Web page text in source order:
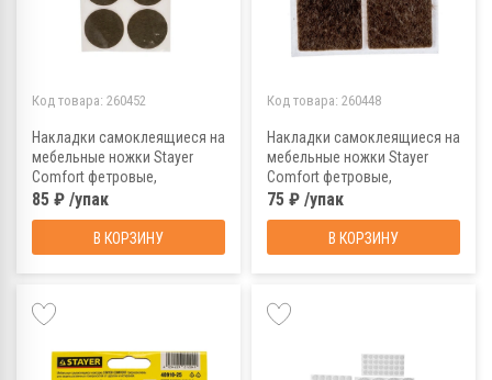
Код товара: 260452
Накладки самоклеящиеся на
мебельные ножки Stayer
Comfort фетровые,
коричневые, D 35 мм (4 шт)
85 ₽ /упак
В КОРЗИНУ
Код товара: 260448
Накладки самоклеящиеся на
мебельные ножки Stayer
Comfort фетровые,
коричневые, 25х25 мм (4 шт)
75 ₽ /упак
В КОРЗИНУ